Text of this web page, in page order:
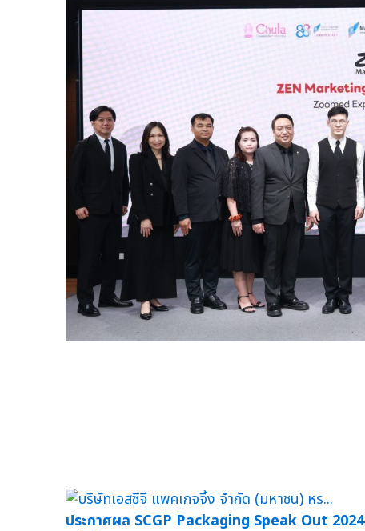
ประกาศผล SCGP Packaging Speak Out 2024